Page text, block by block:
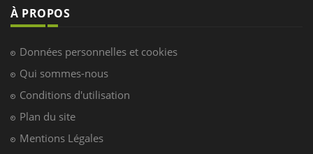
À PROPOS
Données personnelles et cookies
Qui sommes-nous
Conditions d'utilisation
Plan du site
Mentions Légales